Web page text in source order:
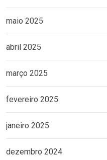
maio 2025
abril 2025
março 2025
fevereiro 2025
janeiro 2025
dezembro 2024